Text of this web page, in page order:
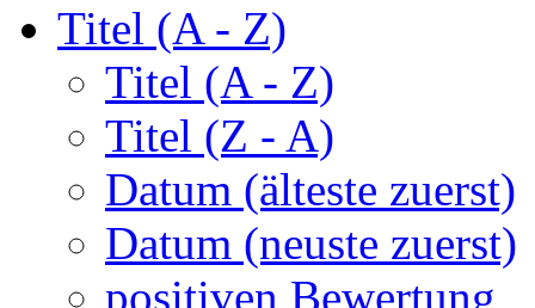
Titel (A - Z)
Titel (A - Z)
Titel (Z - A)
Datum (älteste zuerst)
Datum (neuste zuerst)
positiven Bewertung